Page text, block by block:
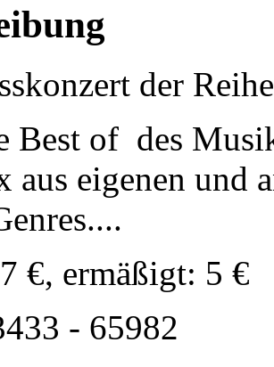
der
Best of des
eigenen und
€, ermäßigt: 5 €
- 65982